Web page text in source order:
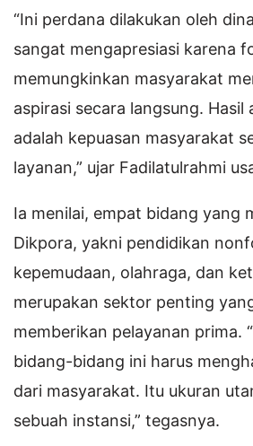
“Ini perdana dilakukan oleh
sangat mengapresiasi karena
memungkinkan masyarakat
aspirasi secara langsung.
adalah kepuasan masyarakat
layanan,” ujar Fadilatulrahmi
Ia menilai, empat bidang yang
Dikpora, yakni pendidikan
kepemudaan, olahraga, dan
merupakan sektor penting
memberikan pelayanan prima.
bidang-bidang ini harus
dari masyarakat. Itu ukuran
sebuah instansi,” tegasnya.